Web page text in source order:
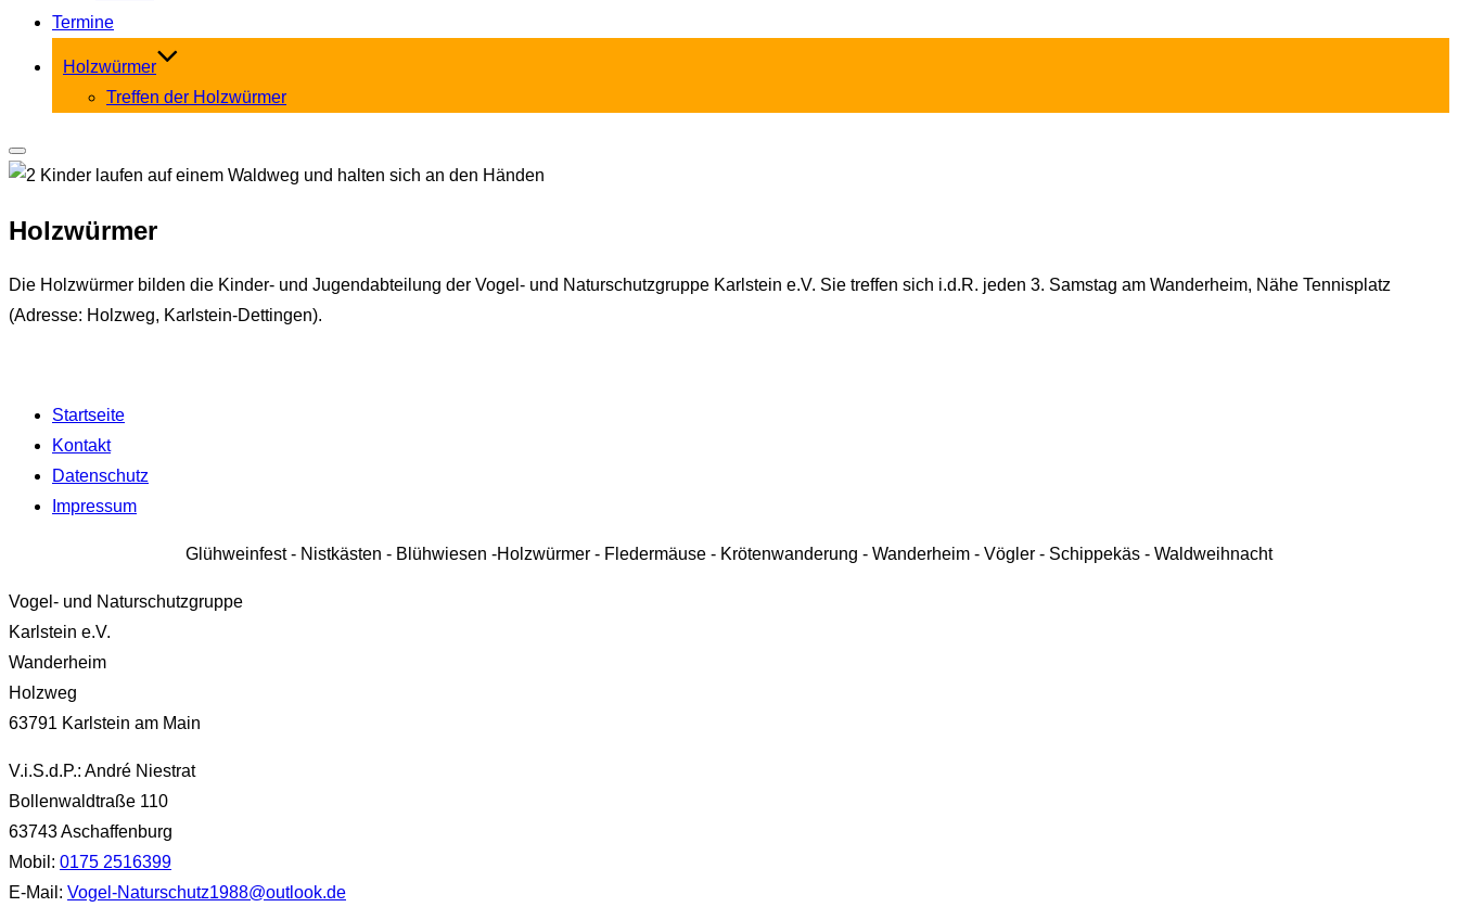
Termine
Holzwürmer
Treffen der Holzwürmer
Seitenleiste
Navigation
Holzwürmer
Die Holzwürmer bilden die Kinder- und Jugendabteilung der Vogel- und Naturschutzgruppe Karlstein e.V. Sie treffen sich i.d.R. jeden 3. Samstag am Wanderheim, Nähe Tennisplatz
(Adresse: Holzweg, Karlstein-Dettingen).
Startseite
Kontakt
Datenschutz
Impressum
Glühweinfest - Nistkästen - Blühwiesen -Holzwürmer - Fledermäuse - Krötenwanderung - Wanderheim - Vögler - Schippekäs - Waldweihnacht
Vogel- und Naturschutzgruppe
Karlstein e.V.
Wanderheim
Holzweg
63791 Karlstein am Main
V.i.S.d.P.: André Niestrat
Bollenwaldtraße 110
63743 Aschaffenburg
Mobil: 0175 2516399
E-Mail: Vogel-Naturschutz1988@outlook.de